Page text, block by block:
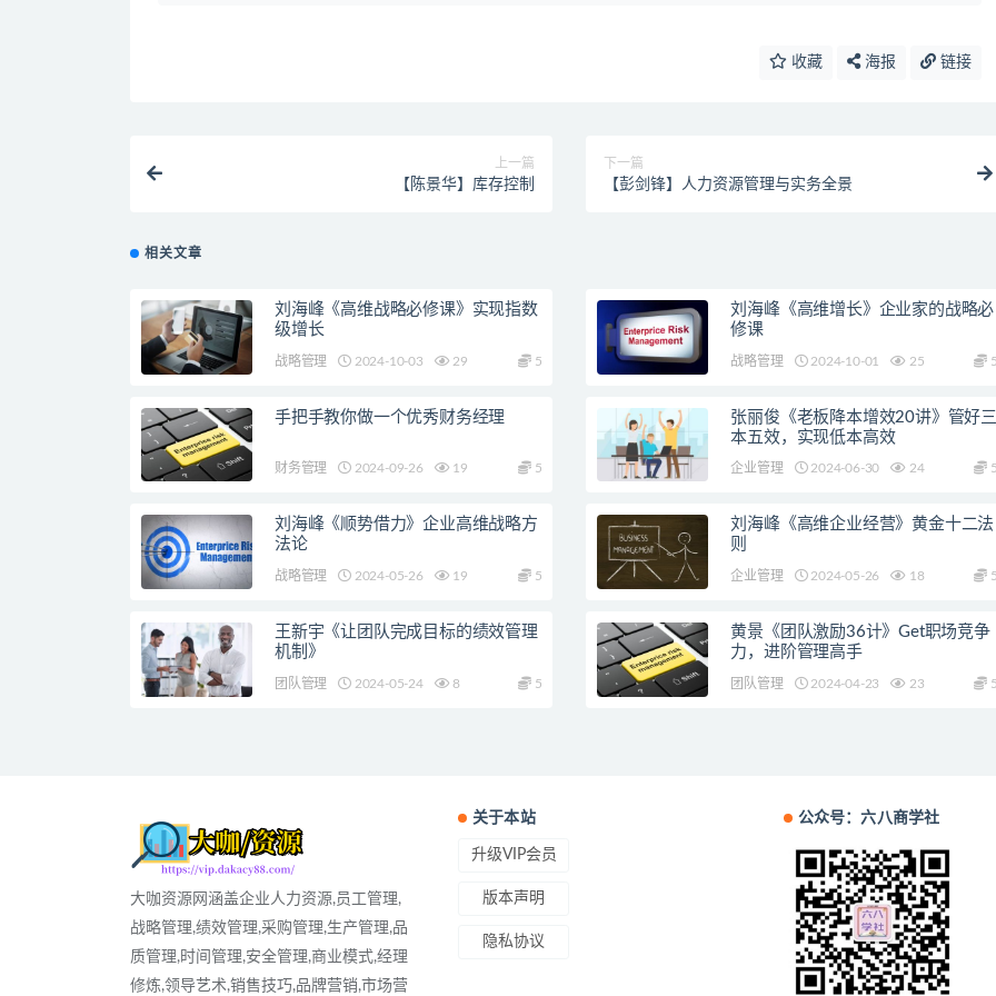
收藏 海报 链接
上一篇
【陈景华】库存控制
下一篇
【彭剑锋】人力资源管理与实务全景
相关文章
刘海峰《高维战略必修课》实现指数
级增长
战略管理 2024-10-03 29 5
刘海峰《高维增长》企业家的战略必
修课
战略管理 2024-10-01 25 5
手把手教你做一个优秀财务经理
财务管理 2024-09-26 19 5
张丽俊《老板降本增效20讲》管好三
本五效，实现低本高效
企业管理 2024-06-30 24 5
刘海峰《顺势借力》企业高维战略方
法论
战略管理 2024-05-26 19 5
刘海峰《高维企业经营》黄金十二法
则
企业管理 2024-05-26 18 5
王新宇《让团队完成目标的绩效管理
机制》
团队管理 2024-05-24 8 5
黄景《团队激励36计》Get职场竞争
力，进阶管理高手
团队管理 2024-04-23 23 5
大咖资源网涵盖企业人力资源,员工管理,
战略管理,绩效管理,采购管理,生产管理,品
质管理,时间管理,安全管理,商业模式,经理
修炼,领导艺术,销售技巧,品牌营销,市场营
关于本站
升级VIP会员
版本声明
隐私协议
公众号：六八商学社